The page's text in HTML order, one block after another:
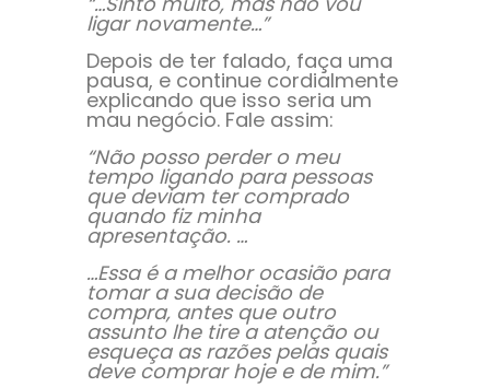
ligar novamente…”
Depois de ter falado, faça uma
pausa, e continue cordialmente
explicando que isso seria um
mau negócio. Fale assim:
“Não posso perder o meu
tempo ligando para pessoas
que deviam ter comprado
quando fiz minha
apresentação. …
…Essa é a melhor ocasião para
tomar a sua decisão de
compra, antes que outro
assunto lhe tire a atenção ou
esqueça as razões pelas quais
deve comprar hoje e de mim.”